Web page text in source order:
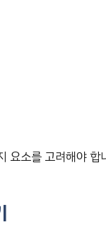
요소를 고려해야